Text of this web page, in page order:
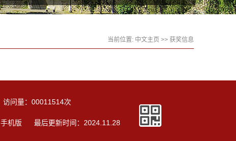
当前位置: 中文主页 >> 获奖信息
访问量： 00011514次
手机版 最后更新时间： 2024 11 28